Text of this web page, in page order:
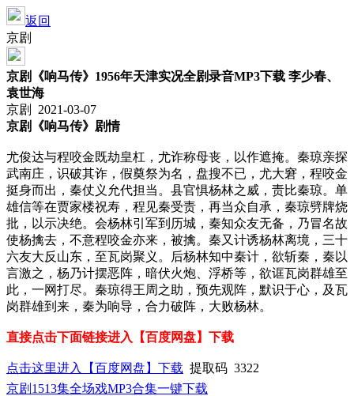
返回
京剧
京剧《响马传》1956年天津实况全剧录音MP3下载 李少春、
袁世海
京剧 2021-03-07
京剧《响马传》剧情
尤俊达与程咬金既劫皇杠，尤诈称母丧，以作遮掩。秦琼亲探
武南庄，识破其诈，假奠祭为名，盘搜不已，尤大窘，程咬金
挺身而出，秦仗义允代担当。县官惧杨林之威，责比秦琼。单
雄信等在贾家楼祝寿，程见秦受责，再当众自承，秦琼劈牌烧
批，以示决绝。会杨林引军到历城，秦知众友无备，乃冒名故
使杨擒去，不意程咬金亦来，被擒。秦又计诱杨林离境，三十
六友大反山东，至瓦岗聚义。后杨林知中秦计，欲斩秦，秦以
言激之，杨乃计摆恶阵，暗伏火炮、浮桥等，欲诓瓦岗群雄至
此，一网打尽。秦琼得王周之助，预先观阵，默识于心，及瓦
岗群雄到来，秦为响导，合力破阵，大败杨林。
直接点击下面链接进入【百度网盘】下载
点击这里进入【百度网盘】下载 提取码 3322
京剧1513集全场戏MP3合集一键下载